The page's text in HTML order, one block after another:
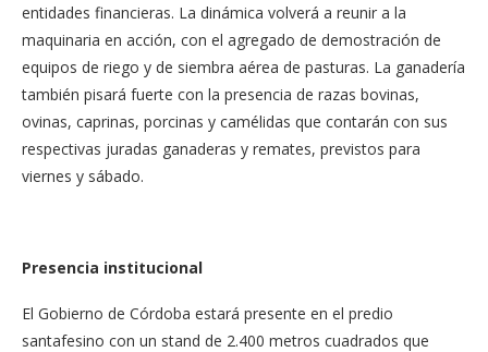
entidades financieras. La dinámica volverá a reunir a la
maquinaria en acción, con el agregado de demostración de
equipos de riego y de siembra aérea de pasturas. La ganadería
también pisará fuerte con la presencia de razas bovinas,
ovinas, caprinas, porcinas y camélidas que contarán con sus
respectivas juradas ganaderas y remates, previstos para
viernes y sábado.
Presencia institucional
El Gobierno de Córdoba estará presente en el predio
santafesino con un stand de 2.400 metros cuadrados que